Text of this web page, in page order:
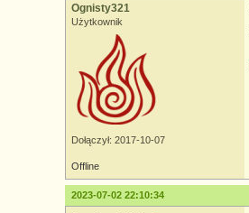
Ognisty321
Użytkownik
Dołączył: 2017-10-07
Offline
2023-07-02 22:10:34